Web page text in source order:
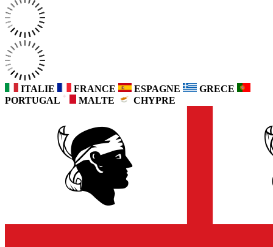
ITALIE FRANCE ESPAGNE
GRECE
PORTUGAL
MALTE CHYPRE